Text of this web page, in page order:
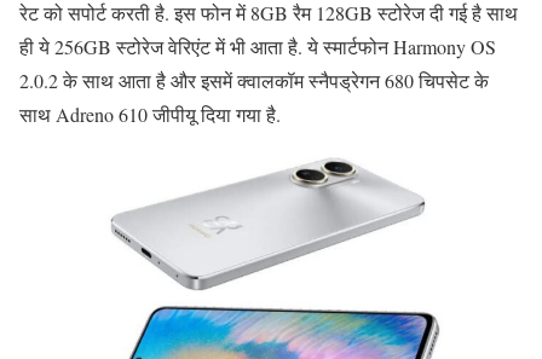
रेट को सपोर्ट करती है. इस फोन में 8GB रैम 128GB स्टोरेज दी गई है साथ
ही ये 256GB स्टोरेज वेरिएंट में भी आता है. ये स्मार्टफोन Harmony OS
2.0.2 के साथ आता है और इसमें क्वालकॉम स्नैपड्रेगन 680 चिपसेट के
साथ Adreno 610 जीपीयू दिया गया है.